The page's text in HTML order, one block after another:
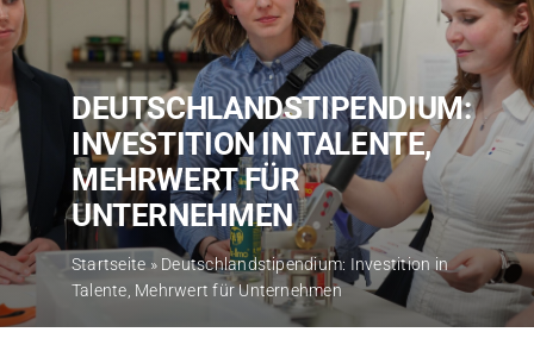
Kooperieren
Hochschule Coburg
Regionalentwicklung
Entdecke die Region
Informationen für …
DEUTSCHLANDSTIPENDIUM:
INVESTITION IN TALENTE,
MEHRWERT FÜR
UNTERNEHMEN
Startseite » Deutschlandstipendium: Investition in
Talente, Mehrwert für Unternehmen